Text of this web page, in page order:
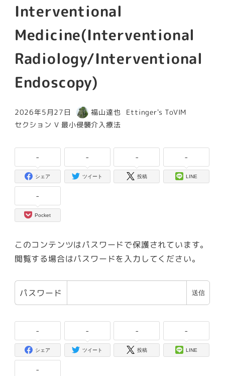
Interventional
Medicine(Interventional
Radiology/Interventional
Endoscopy)
投稿日
2026年5月27日
著
者
福山達也 カテゴリー
Ettinger's ToVIM
カテゴリー
セクション V 最小侵襲介入療法
-
シェア
-
ツイート
-
投稿
-
LINE
-
Pocket
このコンテンツはパスワードで保護されています。
閲覧する場合はパスワードを入力してください。
パスワード
-
シェア
-
ツイート
-
投稿
-
LINE
-